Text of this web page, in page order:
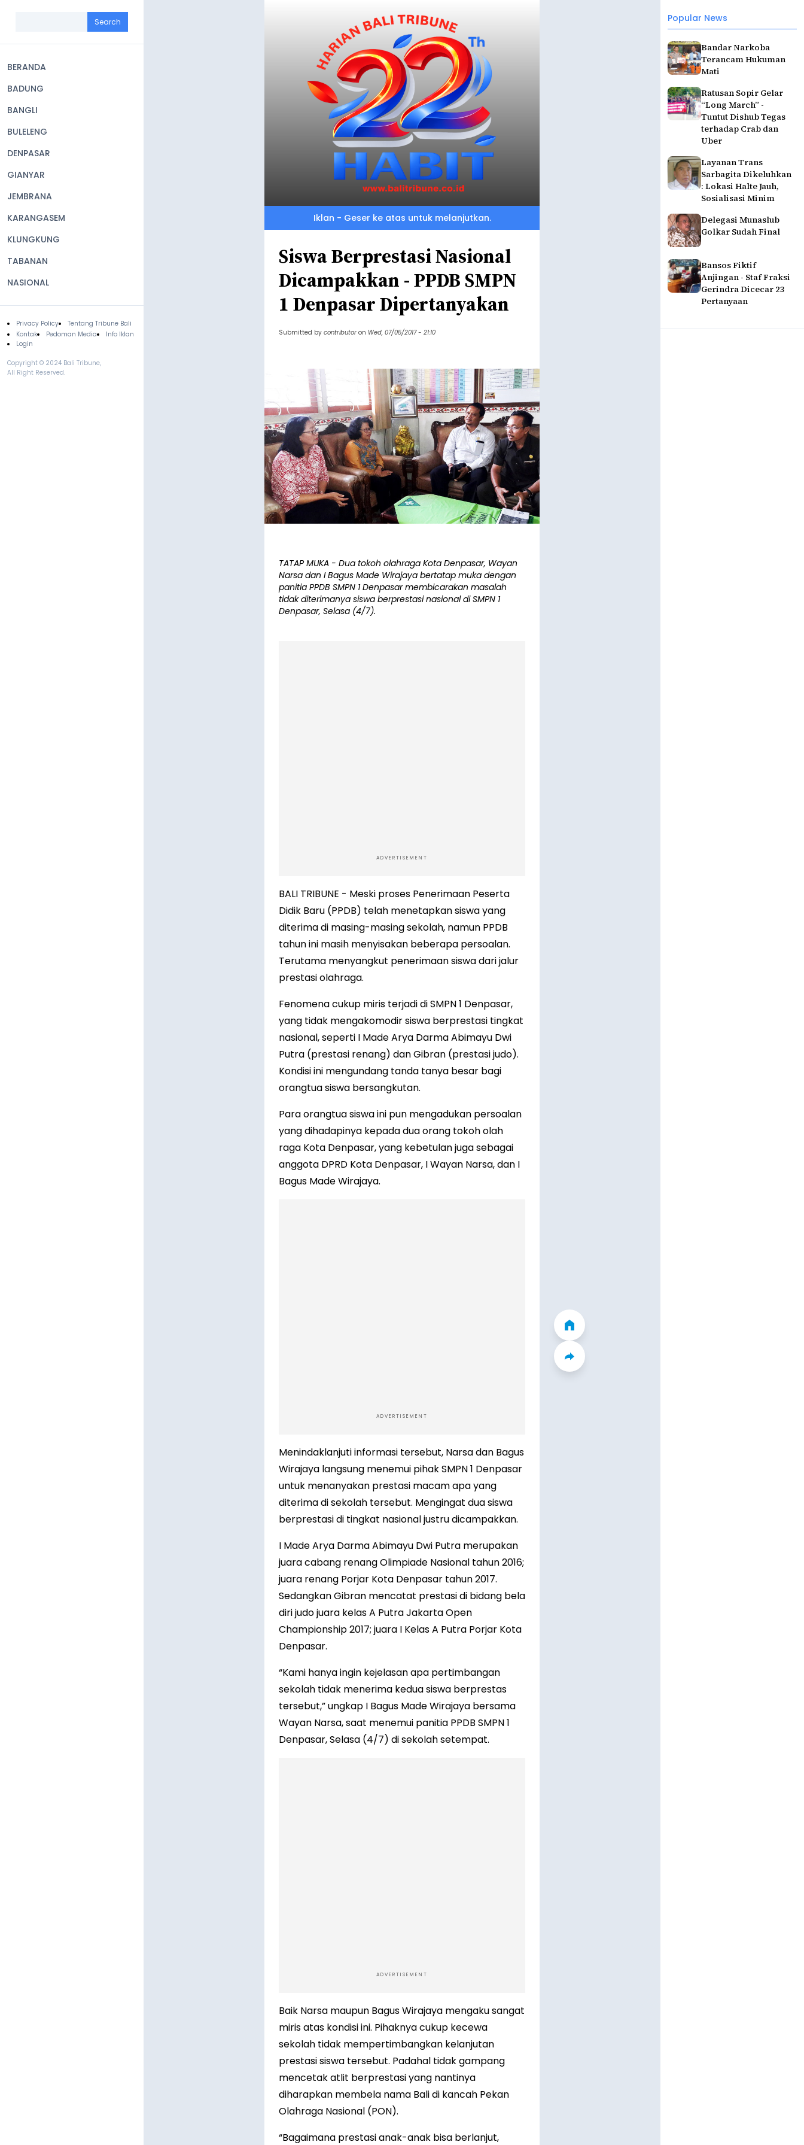
navigation
BERANDA
BADUNG
BANGLI
BULELENG
DENPASAR
GIANYAR
JEMBRANA
KARANGASEM
KLUNGKUNG
TABANAN
NASIONAL
Footer
Privacy Policy
Tentang Tribune Bali
Kontak
Pedoman Media
Info Iklan
Login
Copyright © 2024 Bali Tribune,
All Right Reserved.
Popular News
Bandar Narkoba
Terancam Hukuman
Mati
Ratusan Sopir Gelar
“Long March” -
Tuntut Dishub Tegas
terhadap Crab dan
Uber
Layanan Trans
Sarbagita Dikeluhkan
: Lokasi Halte Jauh,
Sosialisasi Minim
Delegasi Munaslub
Golkar Sudah Final
Bansos Fiktif
Anjingan - Staf Fraksi
Gerindra Dicecar 23
Pertanyaan
Iklan - Geser ke atas untuk melanjutkan.
Siswa Berprestasi Nasional
Dicampakkan - PPDB SMPN
1 Denpasar Dipertanyakan
Submitted by contributor on Wed, 07/05/2017 - 21:10
TATAP MUKA - Dua tokoh olahraga Kota Denpasar, Wayan
Narsa dan I Bagus Made Wirajaya bertatap muka dengan
panitia PPDB SMPN 1 Denpasar membicarakan masalah
tidak diterimanya siswa berprestasi nasional di SMPN 1
Denpasar, Selasa (4/7).
ADVERTISEMENT
BALI TRIBUNE - Meski proses Penerimaan Peserta
Didik Baru (PPDB) telah menetapkan siswa yang
diterima di masing-masing sekolah, namun PPDB
tahun ini masih menyisakan beberapa persoalan.
Terutama menyangkut penerimaan siswa dari jalur
prestasi olahraga.
Fenomena cukup miris terjadi di SMPN 1 Denpasar,
yang tidak mengakomodir siswa berprestasi tingkat
nasional, seperti I Made Arya Darma Abimayu Dwi
Putra (prestasi renang) dan Gibran (prestasi judo).
Kondisi ini mengundang tanda tanya besar bagi
orangtua siswa bersangkutan.
Para orangtua siswa ini pun mengadukan persoalan
yang dihadapinya kepada dua orang tokoh olah
raga Kota Denpasar, yang kebetulan juga sebagai
anggota DPRD Kota Denpasar, I Wayan Narsa, dan I
Bagus Made Wirajaya.
ADVERTISEMENT
Menindaklanjuti informasi tersebut, Narsa dan Bagus
Wirajaya langsung menemui pihak SMPN 1 Denpasar
untuk menanyakan prestasi macam apa yang
diterima di sekolah tersebut. Mengingat dua siswa
berprestasi di tingkat nasional justru dicampakkan.
I Made Arya Darma Abimayu Dwi Putra merupakan
juara cabang renang Olimpiade Nasional tahun 2016;
juara renang Porjar Kota Denpasar tahun 2017.
Sedangkan Gibran mencatat prestasi di bidang bela
diri judo juara kelas A Putra Jakarta Open
Championship 2017; juara I Kelas A Putra Porjar Kota
Denpasar.
“Kami hanya ingin kejelasan apa pertimbangan
sekolah tidak menerima kedua siswa berprestas
tersebut,” ungkap I Bagus Made Wirajaya bersama
Wayan Narsa, saat menemui panitia PPDB SMPN 1
Denpasar, Selasa (4/7) di sekolah setempat.
ADVERTISEMENT
Baik Narsa maupun Bagus Wirajaya mengaku sangat
miris atas kondisi ini. Pihaknya cukup kecewa
sekolah tidak mempertimbangkan kelanjutan
prestasi siswa tersebut. Padahal tidak gampang
mencetak atlit berprestasi yang nantinya
diharapkan membela nama Bali di kancah Pekan
Olahraga Nasional (PON).
“Bagaimana prestasi anak-anak bisa berlanjut,